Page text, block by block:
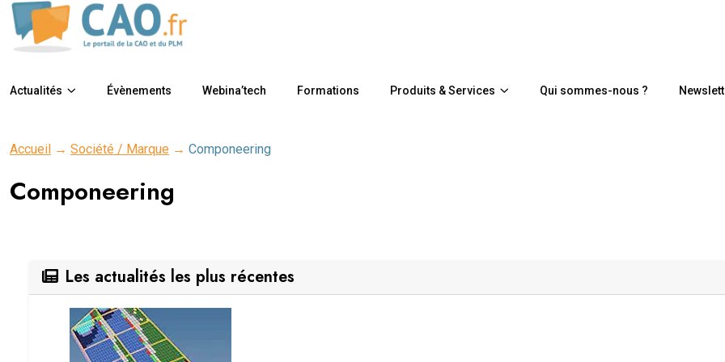
Actualités Évènements Webina’tech Formations Produits & Services Qui sommes-nous ?
Accueil → Société / Marque → Componeering
Componeering
Les actualités les plus récentes